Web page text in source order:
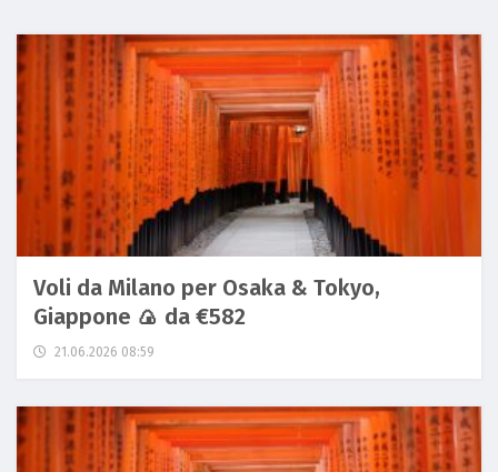
Voli da Milano per Osaka & Tokyo,
Giappone 🍙 da €582
21.06.2026 08:59